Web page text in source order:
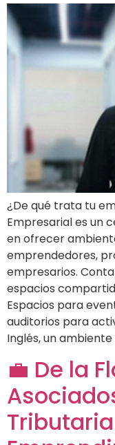
¿De qué trata tu
Empresarial es un
en ofrecer
emprendedores,
empresarios.
espacios
Espacios para
auditorios para
Inglés, un
💼 De la